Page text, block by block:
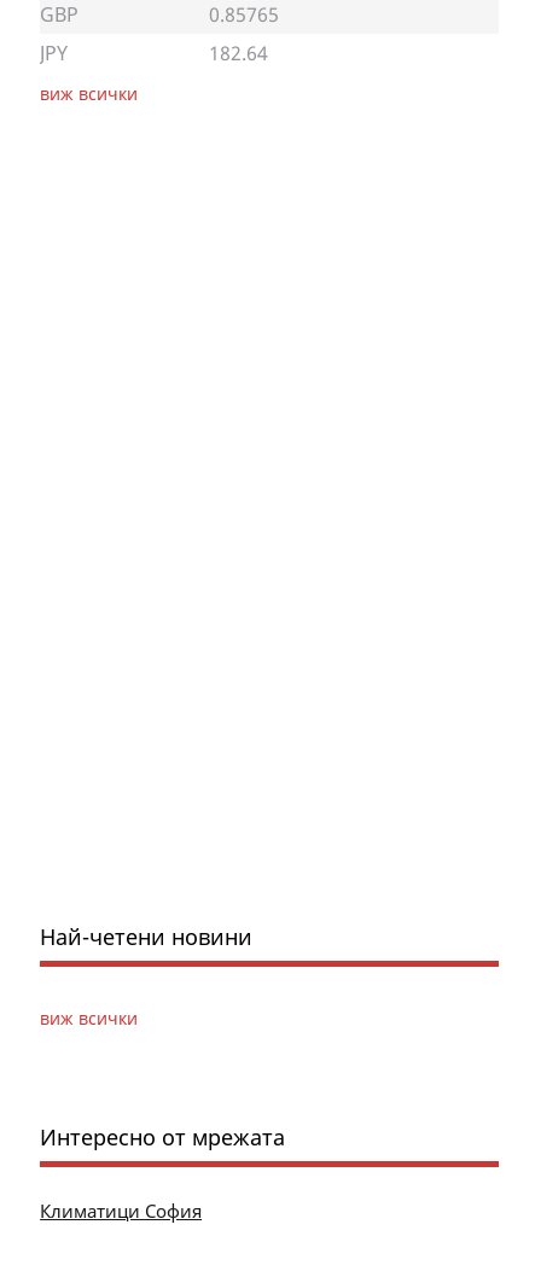
GBP
0.85765
JPY
182.64
виж всички
Най-четени новини
виж всички
Интересно от мрежата
Климатици София